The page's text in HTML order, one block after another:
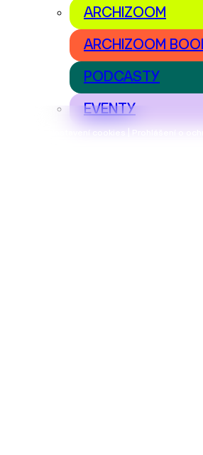
Nastavení cookies | Prohlášení o
ARCHIZOOM
ARCHIZOOM
PODCASTY
EVENTY